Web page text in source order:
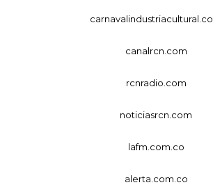
canalrcn.com
rcnradio.com
noticiasrcn.com
lafm.com.co
alerta.com.co